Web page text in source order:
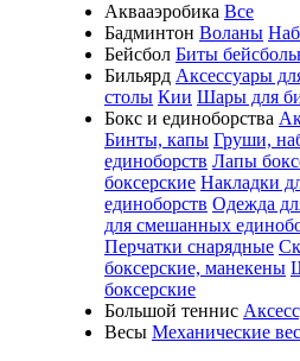
Аквааэробика Все
Бадминтон Воланы
Бейсбол Биты
Бильярд Аксессуары
столы Кии Шары для
Бокс и единоборства
Бинты, капы Груши,
единоборств Лапы
боксерские Накладки
единоборств Одежда
для смешанных
Перчатки снарядные
боксерские, манекены
боксерские
Большой теннис
Весы Механические